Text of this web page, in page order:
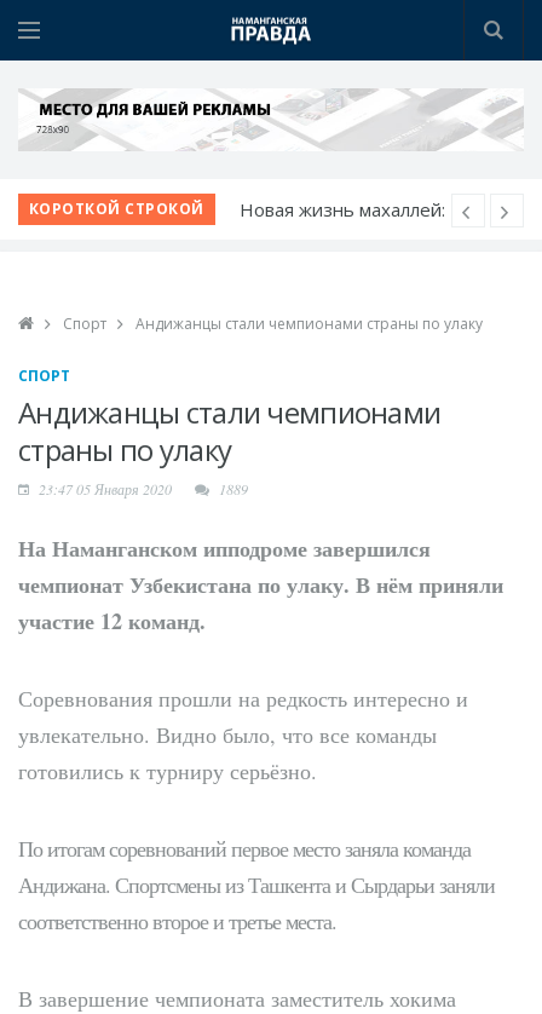
КОРОТКОЙ СТРОКОЙ
Новая жизнь махаллей:
году - с новыми
обновлению:
проблемные махалли
трибунах
Точки роста
Спорт Андижанцы стали чемпионами страны по улаку
СПОРТ
Андижанцы стали чемпионами
страны по улаку
23:47 05 Января 2020 1889
На Наманганском ипподроме завершился
чемпионат Узбекистана по улаку. В нём приняли
участие 12 команд.
Соревнования прошли на редкость интересно и
увлекательно. Видно было, что все команды
готовились к турниру серьёзно.
По итогам соревнований первое место заняла команда
Андижана. Спортсмены из Ташкента и Сырдарьи заняли
соответственно второе и третье места.
В завершение чемпионата заместитель хокима